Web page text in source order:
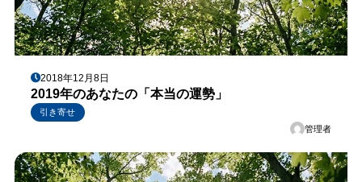
2018年12月8日
2019年のあなたの「本当の運勢」
引き寄せ
管理者